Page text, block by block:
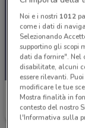
GrandVision
Scade il 31/12
Noi e i nostri 1012
come i dati di
Selezionando
supportino gli scopi
dati da fornire". Nel
disabilitate, alcuni
essere rilevanti.
modificare le tue
Mostra finalità in
contesto del nostro
l'Informativa sulla